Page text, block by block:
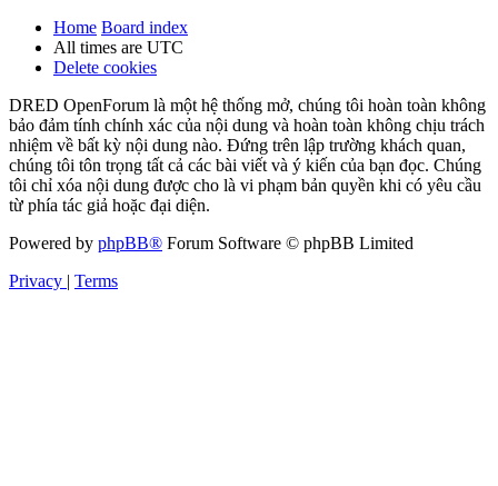
Home Board index
All times are UTC
Delete cookies
DRED OpenForum là một hệ thống mở, chúng tôi hoàn toàn không
bảo đảm tính chính xác của nội dung và hoàn toàn không chịu trách
nhiệm về bất kỳ nội dung nào. Đứng trên lập trường khách quan,
chúng tôi tôn trọng tất cả các bài viết và ý kiến của bạn đọc. Chúng
tôi chỉ xóa nội dung được cho là vi phạm bản quyền khi có yêu cầu
từ phía tác giả hoặc đại diện.
Powered by phpBB® Forum Software © phpBB Limited
Privacy | Terms